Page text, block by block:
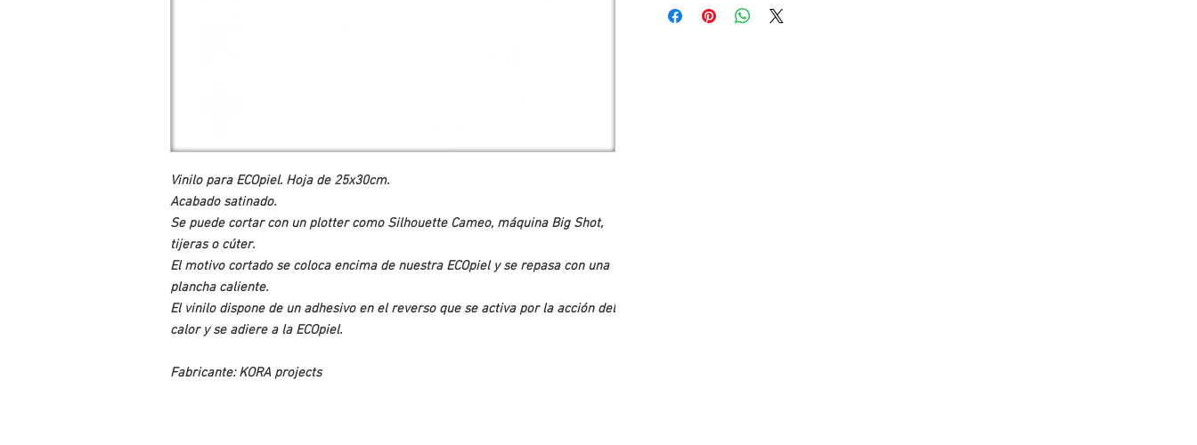
Vinilo para ECOpiel. Hoja de 25x30cm.
Acabado satinado.
Se puede cortar con un plotter como Silhouette Cameo, máquina Big Shot,
tijeras o cúter.
El motivo cortado se coloca encima de nuestra ECOpiel y se repasa con una
plancha caliente.
El vinilo dispone de un adhesivo en el reverso que se activa por la acción del
calor y se adiere a la ECOpiel.
Fabricante: KORA projects